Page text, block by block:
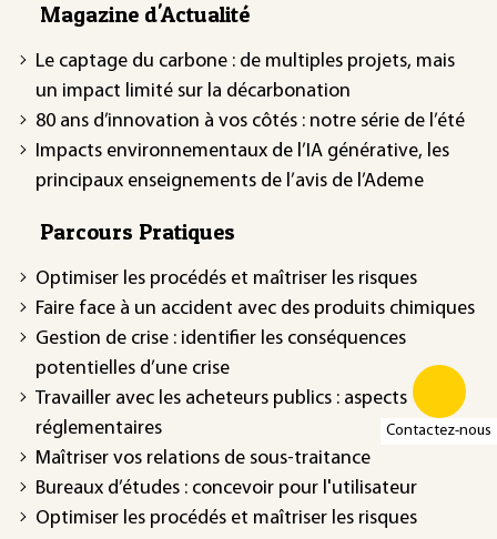
Contactez-nous
Magazine d'Actualité
Le captage du carbone : de multiples projets, mais
un impact limité sur la décarbonation
80 ans d’innovation à vos côtés : notre série de l’été
Impacts environnementaux de l’IA générative, les
principaux enseignements de l’avis de l’Ademe
Parcours Pratiques
Optimiser les procédés et maîtriser les risques
Faire face à un accident avec des produits chimiques
Gestion de crise : identifier les conséquences
potentielles d’une crise
Travailler avec les acheteurs publics : aspects
réglementaires
Maîtriser vos relations de sous-traitance
Bureaux d’études : concevoir pour l'utilisateur
Optimiser les procédés et maîtriser les risques